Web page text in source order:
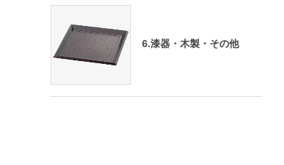
6.漆器・木製・その他